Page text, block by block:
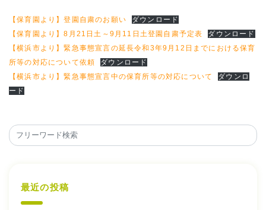
【保育園より】登園自粛のお願い
ダウンロード
【保育園より】8月21日土～9月11日土登園自粛予定表
ダウンロード
【横浜市より】緊急事態宣言の延長令和3年9月12日までにおける保育
所等の対応について依頼
ダウンロード
【横浜市より】緊急事態宣言中の保育所等の対応について
ダウンロ
ード
最近の投稿